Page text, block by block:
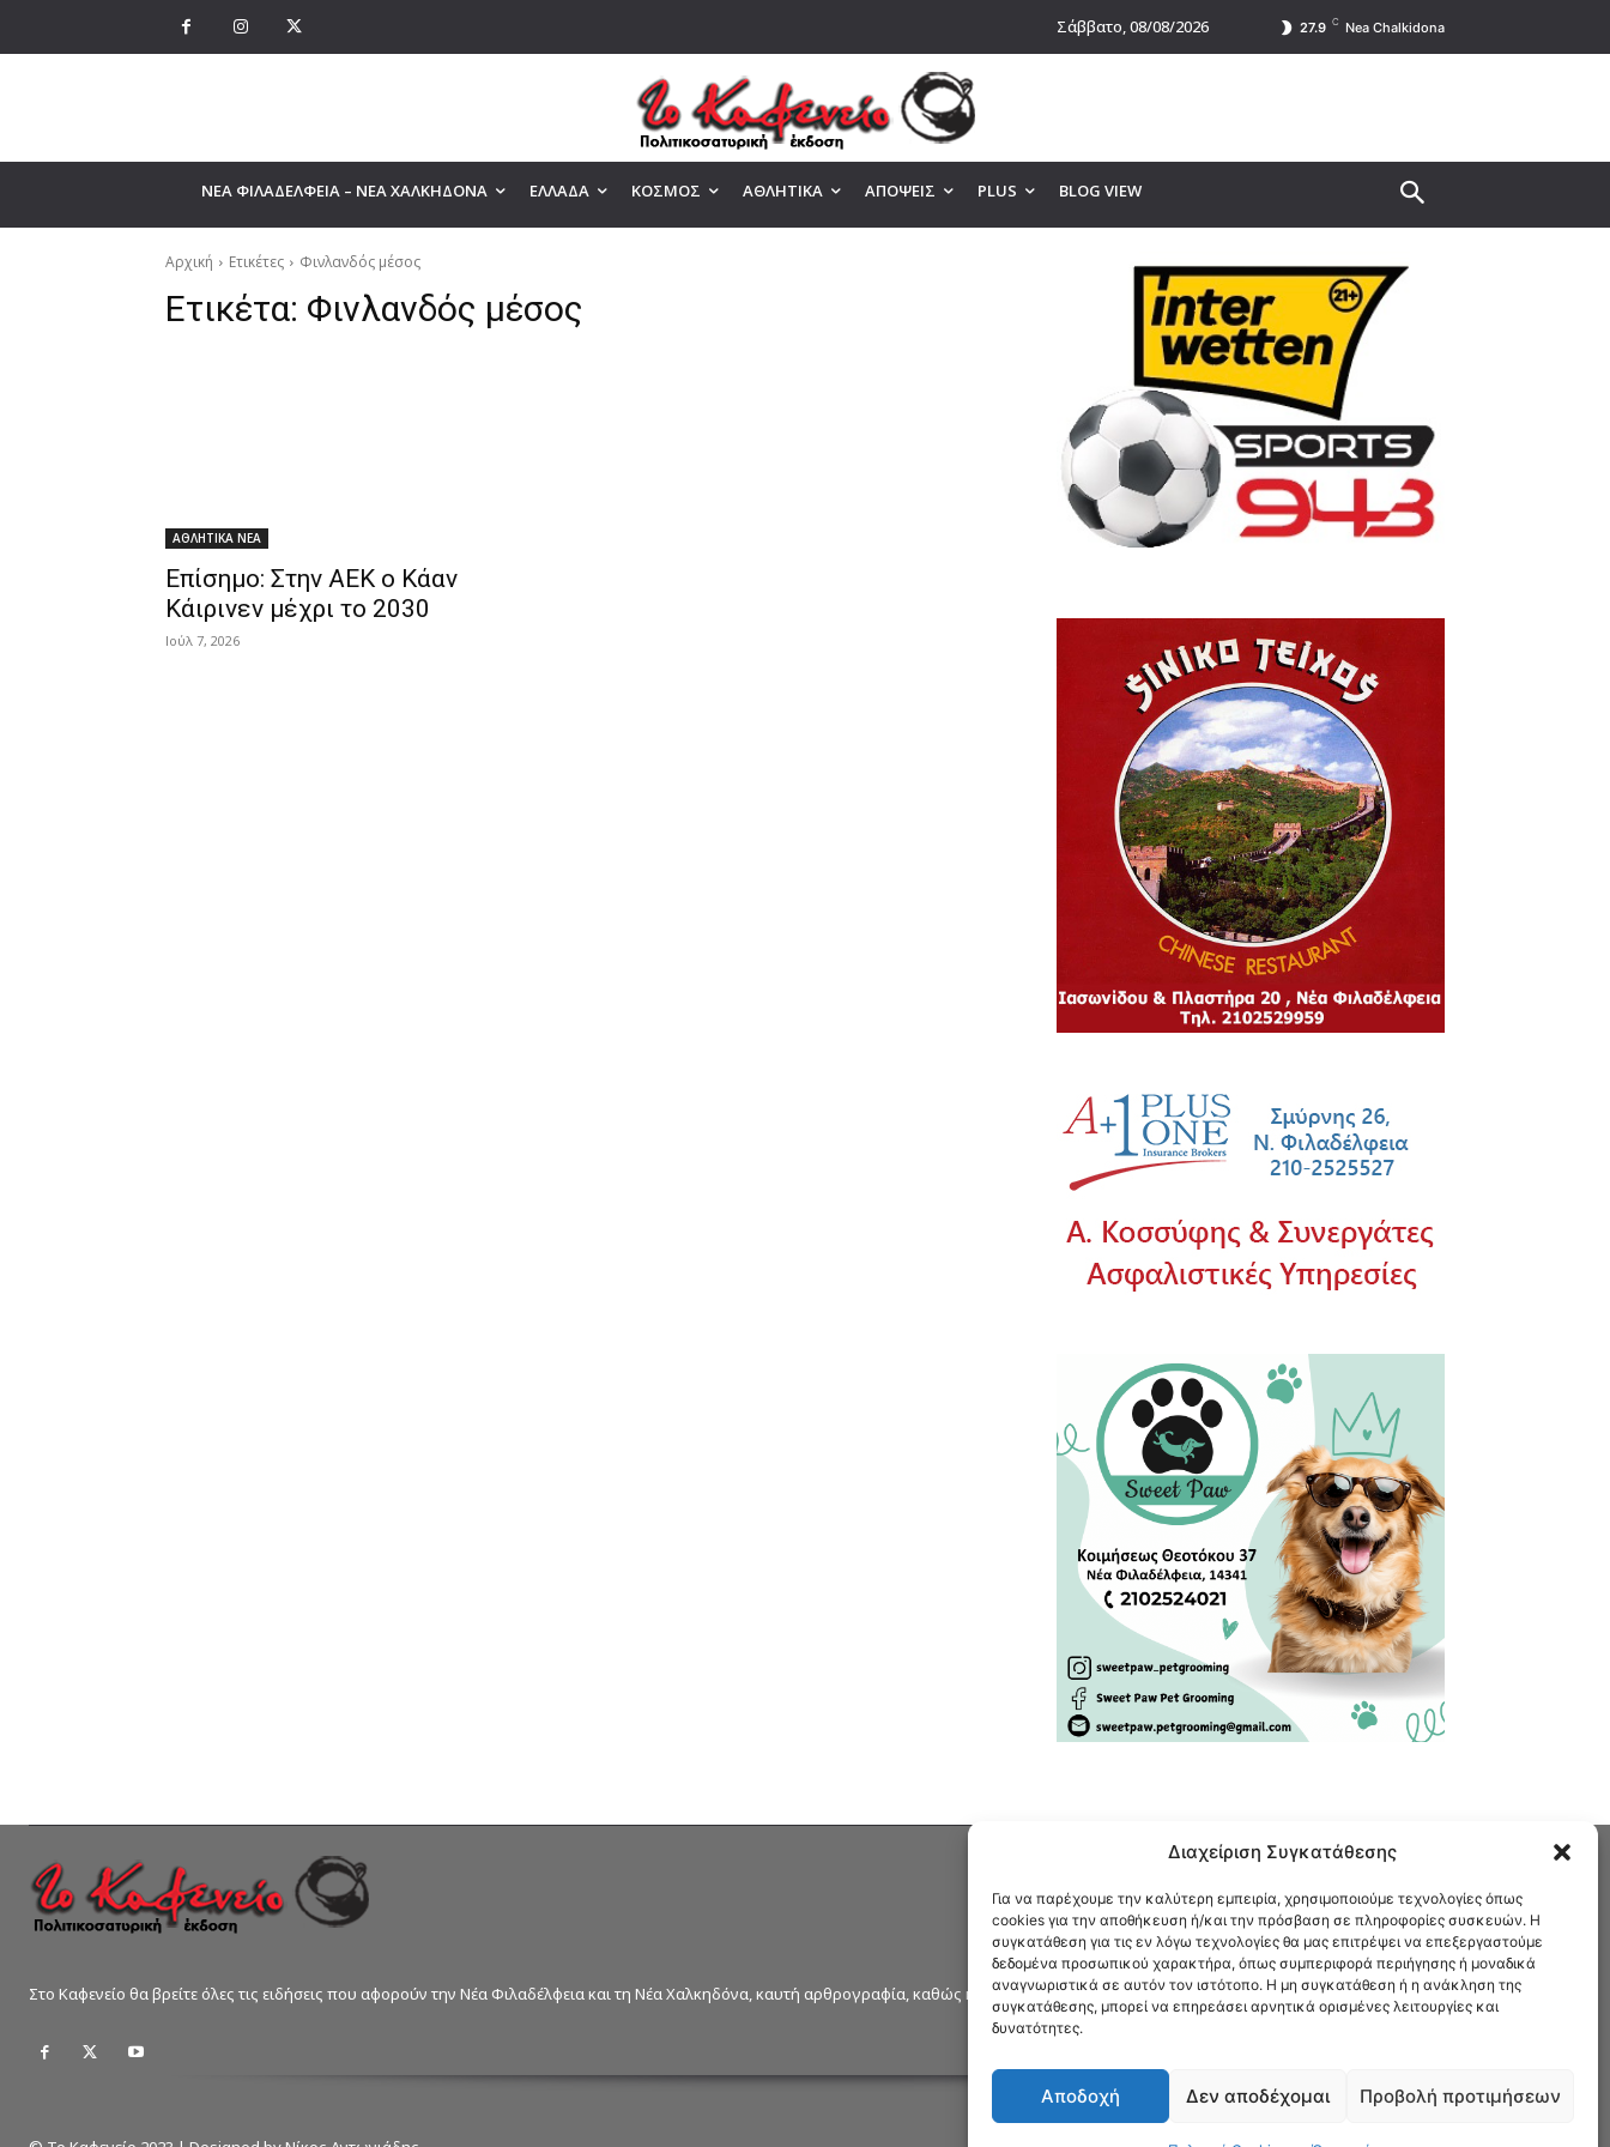
Διαχείριση Συγκατάθεσης
Για να παρέχουμε την καλύτερη εμπειρία, χρησιμοποιούμε τεχνολογίες όπως
cookies για την αποθήκευση ή/και την πρόσβαση σε πληροφορίες συσκευών. Η
συγκατάθεση για τις εν λόγω τεχνολογίες θα μας επιτρέψει να επεξεργαστούμε
δεδομένα προσωπικού χαρακτήρα, όπως συμπεριφορά περιήγησης ή μοναδικά
αναγνωριστικά σε αυτόν τον ιστότοπο. Η μη συγκατάθεση ή η ανάκληση της
συγκατάθεσης, μπορεί να επηρεάσει αρνητικά ορισμένες λειτουργίες και
δυνατότητες.
Αποδοχή Δεν αποδέχομαι Προβολή προτιμήσεων
27.9 C Nea Chalkidona
Σάββατο, 08/08/2026
ΝΕΑ ΦΙΛΑΔΕΛΦΕΙΑ – ΝΕΑ ΧΑΛΚΗΔΟΝΑ ΕΛΛΑΔΑ ΚΟΣΜΟΣ ΑΘΛΗΤΙΚΑ ΑΠΟΨΕΙΣ PLUS BLOG VIEW
Αρχική Ετικέτες Φινλανδός μέσος
Ετικέτα: Φινλανδός μέσος
ΑΘΛΗΤΙΚΑ ΝΕΑ
Επίσημο: Στην ΑΕΚ ο Κάαν
Κάιρινεν μέχρι το 2030
Ιούλ 7, 2026
Στο Καφενείο θα βρείτε όλες τις ειδήσεις που αφορούν την Νέα Φιλαδέλφεια και τη Νέα Χαλκηδόνα, καυτή αρθρογραφία, καθώς και όλα τα νέα που σας αφορούν.